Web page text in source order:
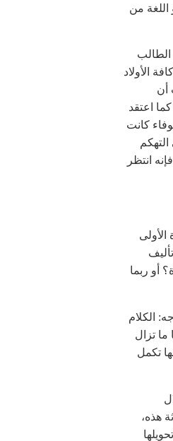
من
الطالب
الأولاد
أن
اعتقد
كانت
انتظر
الأولى
أو ربما
الكلام
ما تزال
تكمل
هذه،